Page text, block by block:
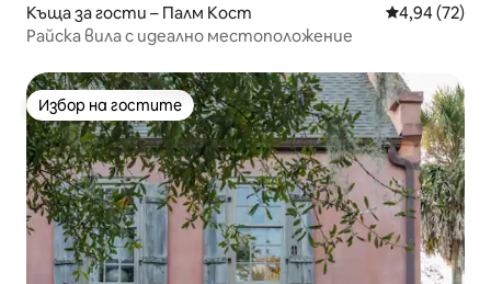
Къща за гости – Палм Кост Средна
4,94 (72)
Райска вила с идеално местоположение
Избор на гостите
Избор на гостите